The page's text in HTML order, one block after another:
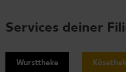
Services deiner
Wursttheke